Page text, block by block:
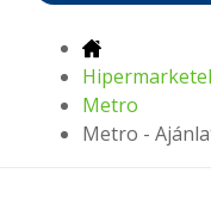
Metro
Metro -